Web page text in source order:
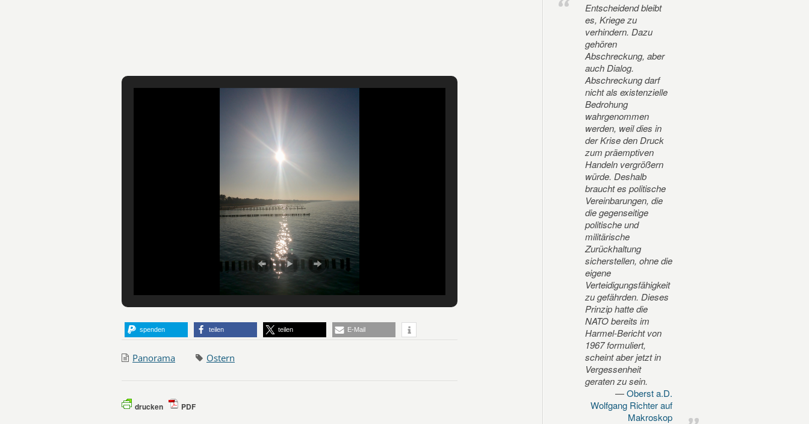
spenden teilen teilen E-Mail
Panorama Ostern
drucken PDF
Entscheidend bleibt
es, Kriege zu
verhindern. Dazu
gehören
Abschreckung, aber
auch Dialog.
Abschreckung darf
nicht als existenzielle
Bedrohung
wahrgenommen
werden, weil dies in
der Krise den Druck
zum präemptiven
Handeln vergrößern
würde. Deshalb
braucht es politische
Vereinbarungen, die
die gegenseitige
politische und
militärische
Zurückhaltung
sicherstellen, ohne die
eigene
Verteidigungsfähigkeit
zu gefährden. Dieses
Prinzip hatte die
NATO bereits im
Harmel-Bericht von
1967 formuliert,
scheint aber jetzt in
Vergessenheit
geraten zu sein.
Oberst a.D.
Wolfgang Richter auf
Makroskop